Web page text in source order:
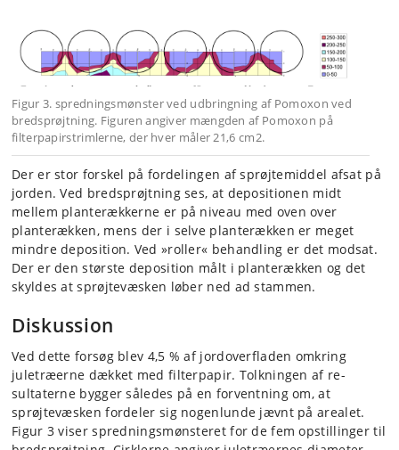
Figur 3. spredningsmønster ved udbringning af Pomoxon ved
bredsprøjtning. Figuren angiver mængden af Pomoxon på
filterpapirstrimlerne, der hver måler 21,6 cm2.
Der er stor forskel på fordelingen af sprøjtemiddel afsat på
jorden. Ved bredsprøjtning ses, at depositionen midt
mellem planterækkerne er på niveau med oven over
planterækken, mens der i selve planterækken er meget
mindre deposition. Ved »roller« behandling er det modsat.
Der er den største deposition målt i planterækken og det
skyldes at sprøjtevæsken løber ned ad stammen.
Diskussion
Ved dette forsøg blev 4,5 % af jordoverfladen omkring
juletræerne dæk­ket med filterpapir. Tolkningen af re­
sultaterne bygger således på en forventning om, at
sprøjtevæsken fordeler sig nogenlunde jævnt på arealet.
Figur 3 viser spredningsmønsteret for de fem opstillinger til